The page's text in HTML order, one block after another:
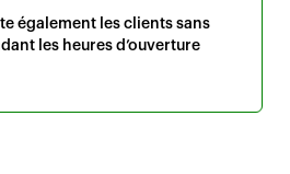
également les clients sans
les heures d’ouverture